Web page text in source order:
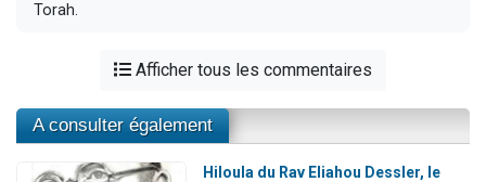
Torah.
Afficher tous les commentaires
A consulter également
Hiloula du Rav Eliahou Dessler, le